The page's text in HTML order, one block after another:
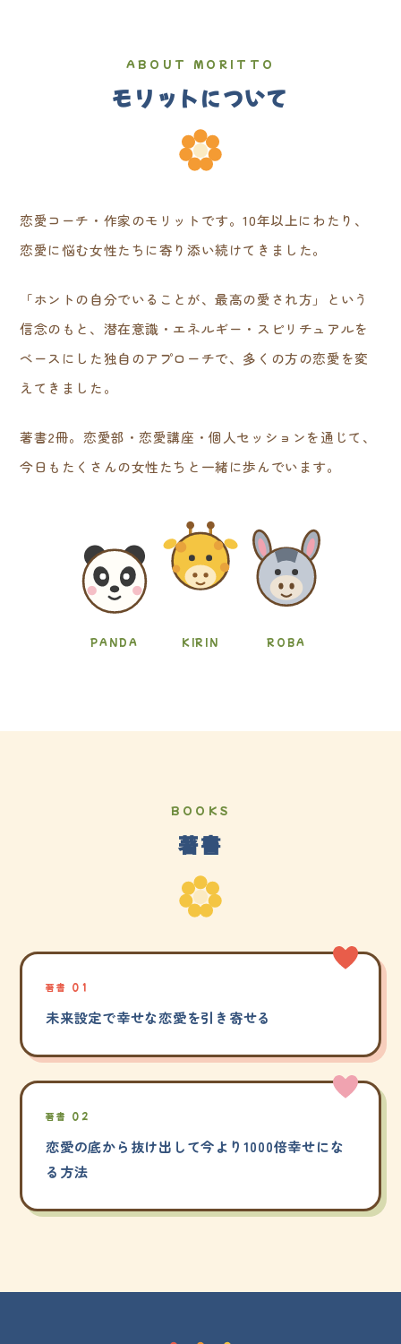
ABOUT MORITTO
モリットについて
恋愛コーチ・作家のモリットです。10年以上にわたり、
恋愛に悩む女性たちに寄り添い続けてきました。
「ホントの自分でいることが、最高の愛され方」という
信念のもと、潜在意識・エネルギー・スピリチュアルを
ベースにした独自のアプローチで、多くの方の恋愛を変
えてきました。
著書2冊。恋愛部・恋愛講座・個人セッションを通じて、
今日もたくさんの女性たちと一緒に歩んでいます。
PANDA KIRIN ROBA
BOOKS
著書
著書 01
未来設定で幸せな恋愛を引き寄せる
著書 02
恋愛の底から抜け出して今より1000倍幸せにな
る方法